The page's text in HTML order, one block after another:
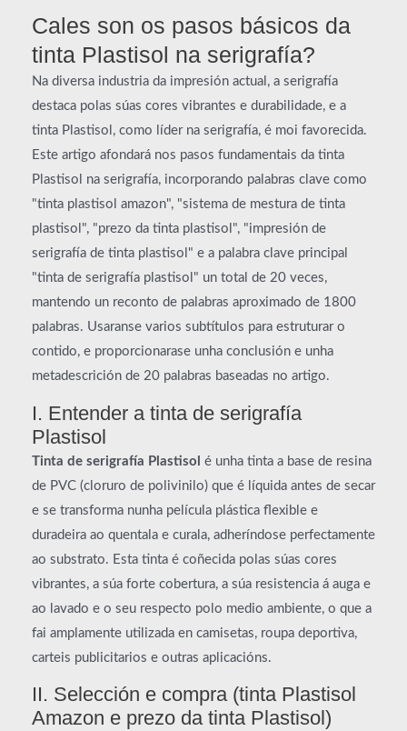
Cales son os pasos básicos da
tinta Plastisol na serigrafía?
Na diversa industria da impresión actual, a serigrafía
destaca polas súas cores vibrantes e durabilidade, e a
tinta Plastisol, como líder na serigrafía, é moi favorecida.
Este artigo afondará nos pasos fundamentais da tinta
Plastisol na serigrafía, incorporando palabras clave como
"tinta plastisol amazon", "sistema de mestura de tinta
plastisol", "prezo da tinta plastisol", "impresión de
serigrafía de tinta plastisol" e a palabra clave principal
"tinta de serigrafía plastisol" un total de 20 veces,
mantendo un reconto de palabras aproximado de 1800
palabras. Usaranse varios subtítulos para estruturar o
contido, e proporcionarase unha conclusión e unha
metadescrición de 20 palabras baseadas no artigo.
I. Entender a tinta de serigrafía
Plastisol
Tinta de serigrafía Plastisol é unha tinta a base de resina
de PVC (cloruro de polivinilo) que é líquida antes de secar
e se transforma nunha película plástica flexible e
duradeira ao quentala e curala, adheríndose perfectamente
ao substrato. Esta tinta é coñecida polas súas cores
vibrantes, a súa forte cobertura, a súa resistencia á auga e
ao lavado e o seu respecto polo medio ambiente, o que a
fai amplamente utilizada en camisetas, roupa deportiva,
carteis publicitarios e outras aplicacións.
II. Selección e compra (tinta Plastisol
Amazon e prezo da tinta Plastisol)